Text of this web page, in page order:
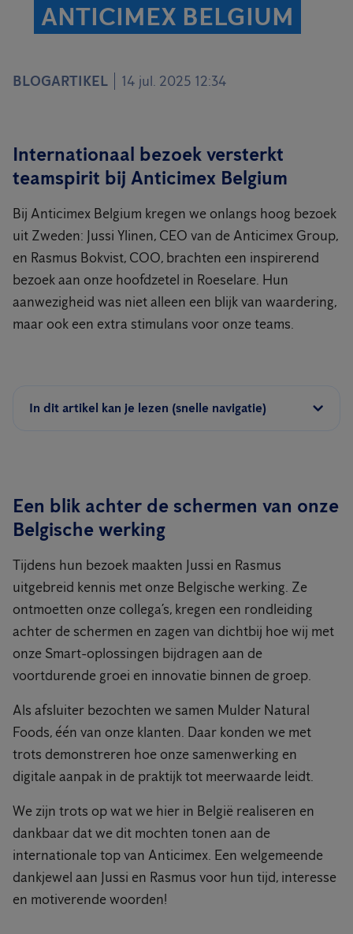
ANTICIMEX BELGIUM
BLOGARTIKEL 14 jul. 2025 12:34
Internationaal bezoek versterkt
teamspirit bij Anticimex Belgium
Bij Anticimex Belgium kregen we onlangs hoog bezoek
uit Zweden: Jussi Ylinen, CEO van de Anticimex Group,
en Rasmus Bokvist, COO, brachten een inspirerend
bezoek aan onze hoofdzetel in Roeselare. Hun
aanwezigheid was niet alleen een blijk van waardering,
maar ook een extra stimulans voor onze teams.
In dit artikel kan je lezen (snelle navigatie)
Een blik achter de schermen van onze
Belgische werking
Tijdens hun bezoek maakten Jussi en Rasmus
uitgebreid kennis met onze Belgische werking. Ze
ontmoetten onze collega’s, kregen een rondleiding
achter de schermen en zagen van dichtbij hoe wij met
onze Smart-oplossingen bijdragen aan de
voortdurende groei en innovatie binnen de groep.
Als afsluiter bezochten we samen Mulder Natural
Foods, één van onze klanten. Daar konden we met
trots demonstreren hoe onze samenwerking en
digitale aanpak in de praktijk tot meerwaarde leidt.
We zijn trots op wat we hier in België realiseren en
dankbaar dat we dit mochten tonen aan de
internationale top van Anticimex. Een welgemeende
dankjewel aan Jussi en Rasmus voor hun tijd, interesse
en motiverende woorden!